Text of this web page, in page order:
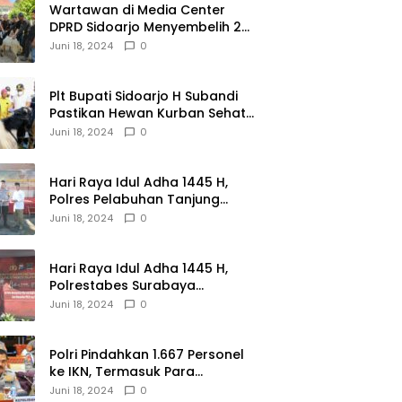
Wartawan di Media Center
DPRD Sidoarjo Menyembelih 2
Ekor Kambing
Juni 18, 2024 0
Plt Bupati Sidoarjo H Subandi
Pastikan Hewan Kurban Sehat
dan Aman
Juni 18, 2024 0
Hari Raya Idul Adha 1445 H,
Polres Pelabuhan Tanjung
Perak Salurkan 49 Hewan
Juni 18, 2024 0
Hari Raya Idul Adha 1445 H,
Polrestabes Surabaya
Menerima dan Menyalurkan
Juni 18, 2024 0
Polri Pindahkan 1.667 Personel
ke IKN, Termasuk Para
Jenderal.
Juni 18, 2024 0